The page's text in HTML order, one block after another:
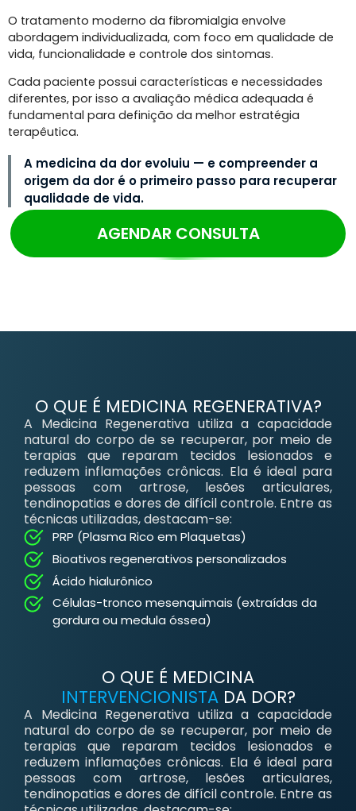
O tratamento moderno da fibromialgia envolve
abordagem individualizada, com foco em qualidade de
vida, funcionalidade e controle dos sintomas.
Cada paciente possui características e necessidades
diferentes, por isso a avaliação médica adequada é
fundamental para definição da melhor estratégia
terapêutica.
A medicina da dor evoluiu — e compreender a
origem da dor é o primeiro passo para recuperar
qualidade de vida.
AGENDAR CONSULTA
O QUE É MEDICINA REGENERATIVA?
A Medicina Regenerativa utiliza a capacidade
natural do corpo de se recuperar, por meio de
terapias que reparam tecidos lesionados e
reduzem inflamações crônicas. Ela é ideal para
pessoas com artrose, lesões articulares,
tendinopatias e dores de difícil controle. Entre as
técnicas utilizadas, destacam-se:
PRP (Plasma Rico em Plaquetas)
Bioativos regenerativos personalizados
Ácido hialurônico
Células-tronco mesenquimais (extraídas da
gordura ou medula óssea)
O QUE É MEDICINA
INTERVENCIONISTADA DOR?
A Medicina Regenerativa utiliza a capacidade
natural do corpo de se recuperar, por meio de
terapias que reparam tecidos lesionados e
reduzem inflamações crônicas. Ela é ideal para
pessoas com artrose, lesões articulares,
tendinopatias e dores de difícil controle. Entre as